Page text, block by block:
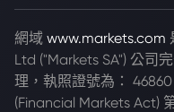
網域 www.markets.com
Ltd ("Markets SA") 公司
理，執照證號為：
(Financial Markets Act)